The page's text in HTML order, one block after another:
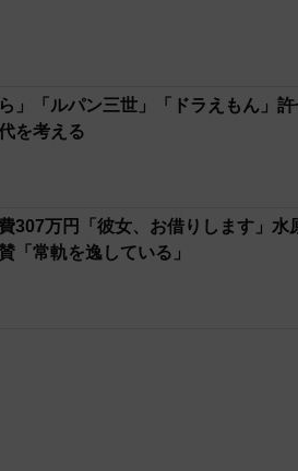
ら」「ルパン三世」「ドラえもん」
を考える
307万円「彼女、お借りします」
常軌を逸している」